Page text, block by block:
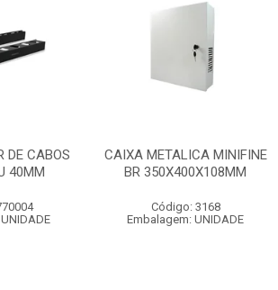
DE CABOS
40MM
CAIXA METALICA MINIFINE
BR 350X400X108MM
Código: 3168
Embalagem: UNIDADE